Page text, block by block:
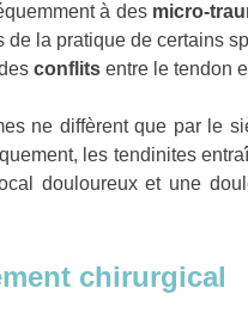
à des micro-
de la pratique de certains
conflits entre le tendon
ne diffèrent que par le
les tendinites
douloureux et une
chirurgical